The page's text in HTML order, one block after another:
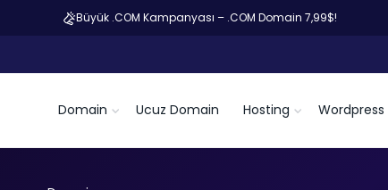
Büyük .COM Kampanyası – .COM Domain 7,99$!
Domain Ucuz Domain Hosting Wordpress